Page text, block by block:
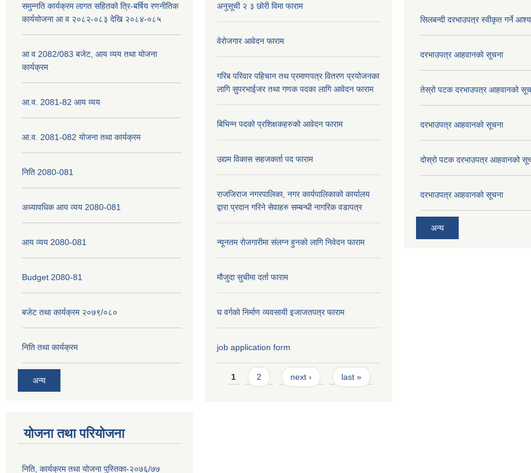
समुन्नति कार्यक्रम लागत सहितको त्रि-बर्षिय रणनीतिक
कार्ययोजना आ व २०८२-०८३ देखि २०८४-०८५
आ व 2082/083 बजेट, आय व्यय तथा योजना
कार्यक्रम
आ.व. 2081-82 आय व्यय
आ.व. 2081-082 योजना तथा कार्यक्रम
निति 2080-081
अध्यावधिक आय व्यय 2080-081
आय व्यय 2080-081
Budget 2080-81
बजेट तथा कार्यक्रम २०७९/०८०
निति तथा कार्यक्रम
अन्य
योजना तथा परियोजना
निति, कार्यक्रम तथा योजना पुस्तिका-२०७६/७७
अनुसूची २ ३ छोरी विमा फाराम
वेरोजगार आवेदन फाराम
गरिब परिवार पहिचान तथ प्रमाणपत्र वितरण प्रयोजनका
लागि सुपरभाईजर तथा गणक पदका लागि आवेदन फाराम
बिभिन्न पदको प्रशिक्षकहरुको आवेदन फाराम
उद्यम विकास सहजकर्ता पद फाराम
राजजिराज नगरपालिका, नगर कार्यपालिकाको कार्यालय
द्वारा प्रदान गरिने सेवाहरु सम्बन्धी नागरिक वडापत्र
न्यूनतम रोजगारीमा संलग्न हुनको लागि निवेदन फाराम
मौजुदा सुचीमा दर्ता फाराम
घ वर्गको निर्माण व्यवसायी इजाजतपत्र फाराम
job application form
Pages
1 2 next › last »
सिलबन्दी दरभाउपत्र स्वीकृत गर्ने
दरभाउपत्र आहवानको सूचना
तेस्रो पटक दरभाउपत्र आहवानको
दरभाउपत्र आहवानको सूचना
दोस्रो पटक दरभाउपत्र आहवानको
दरभाउपत्र आहवानको सूचना
अन्य